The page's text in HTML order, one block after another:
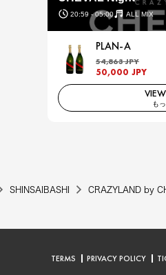
20:59 - 05:00 ALL MIX
PLAN-A
54,863 JPY
50,000 JPY
も
SHINSAIBASHI CRAZYLAND by
TERMS PRIVACY POLICY